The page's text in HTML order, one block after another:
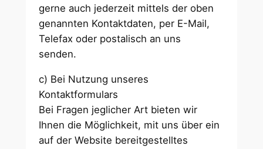
gerne auch jederzeit mittels der oben
genannten Kontaktdaten, per E-Mail,
Telefax oder postalisch an uns
senden.
c) Bei Nutzung unseres
Kontaktformulars
Bei Fragen jeglicher Art bieten wir
Ihnen die Möglichkeit, mit uns über ein
auf der Website bereitgestelltes